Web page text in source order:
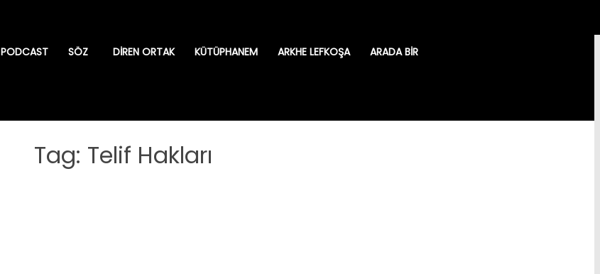
PODCAST SÖZ DIREN ORTAK KÜTÜPHANEM ARKHE LEFKOŞA ARADA BIR
Tag: Telif Hakları